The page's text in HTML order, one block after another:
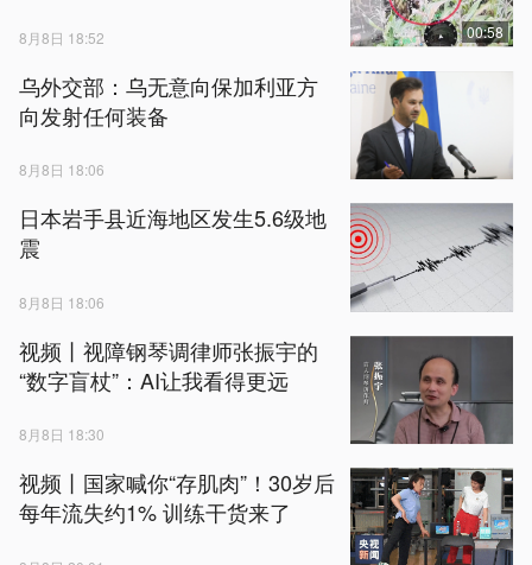
8月8日 18:52 00:58
乌外交部：乌无意向保加利亚方
向发射任何装备
8月8日 18:06
日本岩手县近海地区发生5.6级地
震
8月8日 18:06
视频丨视障钢琴调律师张振宇的
“数字盲杖”：AI让我看得更远
8月8日 18:30
视频丨国家喊你“存肌肉”！30岁后
每年流失约1% 训练干货来了